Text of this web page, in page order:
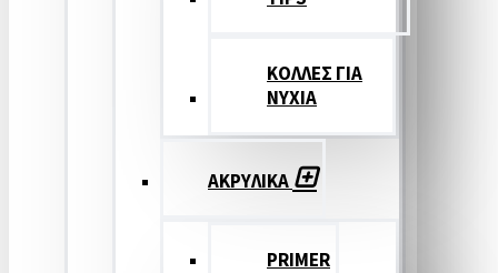
ΚΟΛΛΕΣ ΓΙΑ
ΝΥΧΙΑ
ΑΚΡΥΛΙΚΑ
PRIMER